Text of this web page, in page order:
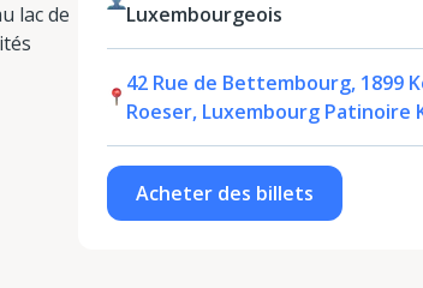
lac de
Luxembourgeois
42 Rue de Bettembourg, 1899
Roeser, Luxembourg Patinoire
Acheter des billets